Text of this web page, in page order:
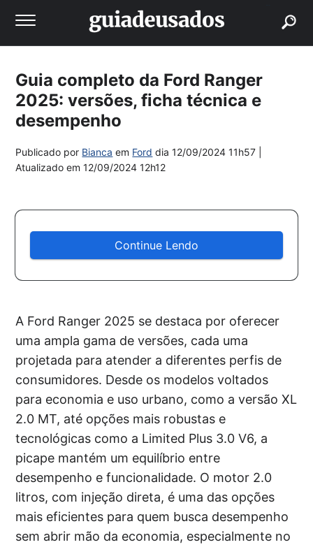
Guia completo da Ford Ranger
2025: versões, ficha técnica e
desempenho
Publicado por Bianca em Ford dia12/09/2024 11h57
Atualizado em12/09/2024 12h12
Continue Lendo
A Ford Ranger 2025 se destaca por oferecer
uma ampla gama de versões, cada uma
projetada para atender a diferentes perfis de
consumidores. Desde os modelos voltados
para economia e uso urbano, como a versão XL
2.0 MT, até opções mais robustas e
tecnológicas como a Limited Plus 3.0 V6, a
picape mantém um equilíbrio entre
desempenho e funcionalidade. O motor 2.0
litros, com injeção direta, é uma das opções
mais eficientes para quem busca desempenho
sem abrir mão da economia, especialmente no